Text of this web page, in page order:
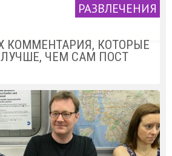
РАЗВЛЕЧЕНИЯ
КОММЕНТАРИЯ, КОТОРЫЕ
ЧЕМ САМ ПОСТ